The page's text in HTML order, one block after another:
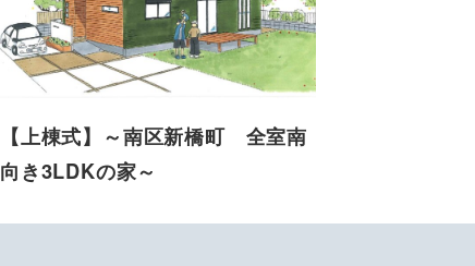
【上棟式】～南区新橋町 全室南
向き3LDKの家～